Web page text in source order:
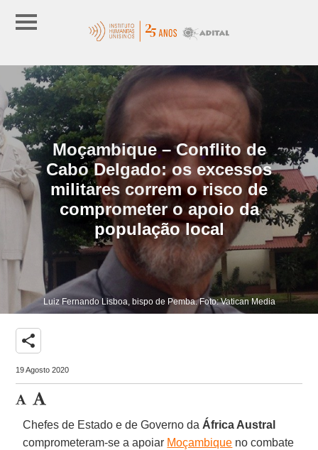
Moçambique – Conflito de
Cabo Delgado: os excessos
militares correm o risco de
comprometer o apoio da
população local
Luiz Fernando Lisboa, bispo de Pemba. Foto: Vatican Media
share
19 Agosto 2020
Chefes de Estado e de Governo da África Austral
comprometeram-se a apoiar Moçambique no combate